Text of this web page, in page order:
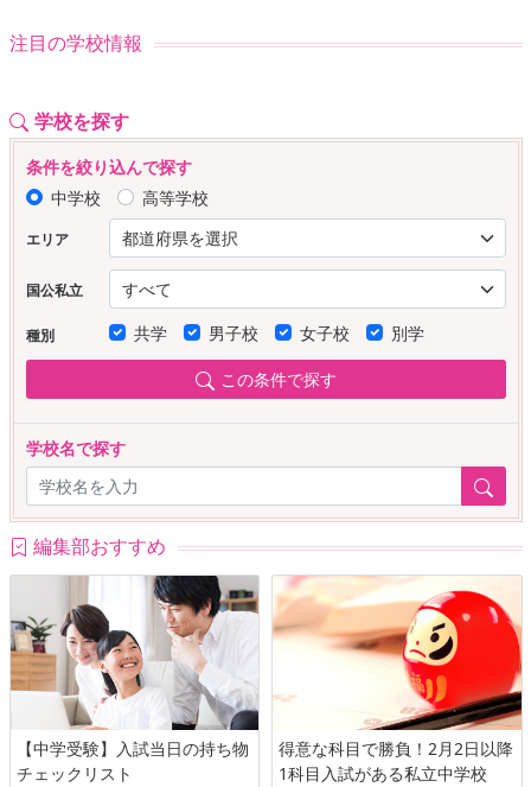
注目の学校情報
学校を探す
条件を絞り込んで探す
中学校
高等学校
エリア
国公私立
種別 共学 男子校 女子校 別学
この条件で探す
学校名で探す
編集部おすすめ
【中学受験】入試当日の持ち物
チェックリスト
得意な科目で勝負！2月2日以降
1科目入試がある私立中学校